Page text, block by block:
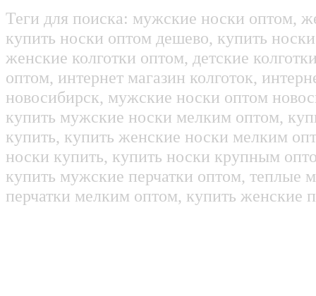
Теги для поиска: мужские носки оптом,
купить носки оптом дешево, купить
женские колготки оптом, детские
оптом, интернет магазин колготок,
новосибирск, мужские носки оптом
купить мужские носки мелким оптом,
купить, купить женские носки мелким
носки купить, купить носки крупным
купить мужские перчатки оптом, теплые
перчатки мелким оптом, купить женские